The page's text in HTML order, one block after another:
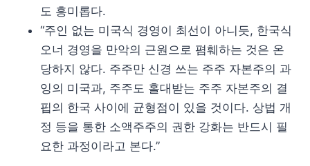
도 흥미롭다.
“주인 없는 미국식 경영이 최선이 아니듯, 한국식
오너 경영을 만악의 근원으로 폄훼하는 것은 온
당하지 않다. 주주만 신경 쓰는 주주 자본주의 과
잉의 미국과, 주주도 홀대받는 주주 자본주의 결
핍의 한국 사이에 균형점이 있을 것이다. 상법 개
정 등을 통한 소액주주의 권한 강화는 반드시 필
요한 과정이라고 본다.”